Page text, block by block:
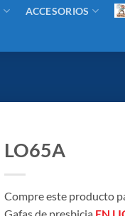
ACCESORIOS
LO65A
Compre este producto